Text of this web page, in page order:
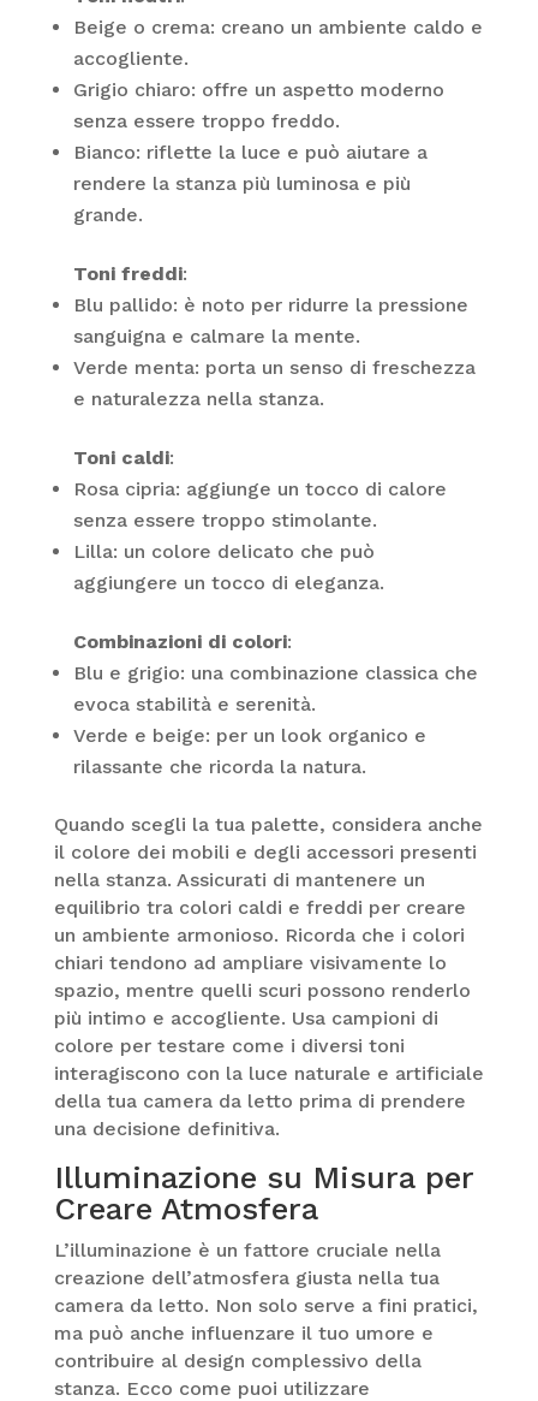
Beige o crema: creano un ambiente caldo e
accogliente.
Grigio chiaro: offre un aspetto moderno
senza essere troppo freddo.
Bianco: riflette la luce e può aiutare a
rendere la stanza più luminosa e più
grande.
Toni freddi:
Blu pallido: è noto per ridurre la pressione
sanguigna e calmare la mente.
Verde menta: porta un senso di freschezza
e naturalezza nella stanza.
Toni caldi:
Rosa cipria: aggiunge un tocco di calore
senza essere troppo stimolante.
Lilla: un colore delicato che può
aggiungere un tocco di eleganza.
Combinazioni di colori:
Blu e grigio: una combinazione classica che
evoca stabilità e serenità.
Verde e beige: per un look organico e
rilassante che ricorda la natura.
Quando scegli la tua palette, considera anche
il colore dei mobili e degli accessori presenti
nella stanza. Assicurati di mantenere un
equilibrio tra colori caldi e freddi per creare
un ambiente armonioso. Ricorda che i colori
chiari tendono ad ampliare visivamente lo
spazio, mentre quelli scuri possono renderlo
più intimo e accogliente. Usa campioni di
colore per testare come i diversi toni
interagiscono con la luce naturale e artificiale
della tua camera da letto prima di prendere
una decisione definitiva.
Illuminazione su Misura per
Creare Atmosfera
L’illuminazione è un fattore cruciale nella
creazione dell’atmosfera giusta nella tua
camera da letto. Non solo serve a fini pratici,
ma può anche influenzare il tuo umore e
contribuire al design complessivo della
stanza. Ecco come puoi utilizzare